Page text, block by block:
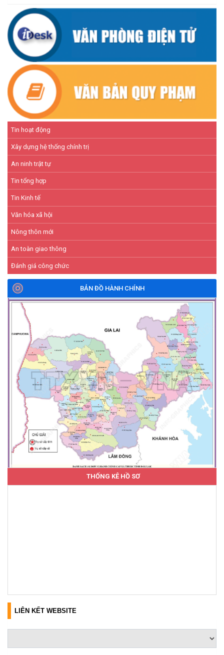
Tin hoạt động
Xây dựng hệ thống chính trị
An ninh trật tự
Tin tổng hợp
Tin Kinh tế
Văn hóa xã hội
Nông thôn mới
An toàn giao thông
Đánh giá công chức
BẢN ĐỒ HÀNH CHÍNH
THỐNG KÊ HỒ SƠ
LIÊN KẾT WEBSITE
NÂNG CAO HIỆU QUẢ QUẢN LÝ TÍN DỤNG CHÍNH SÁCH XÃ HỘI
TRÊN ĐỊA BÀN XÃ CƯ M'TA
(07/07/2026)